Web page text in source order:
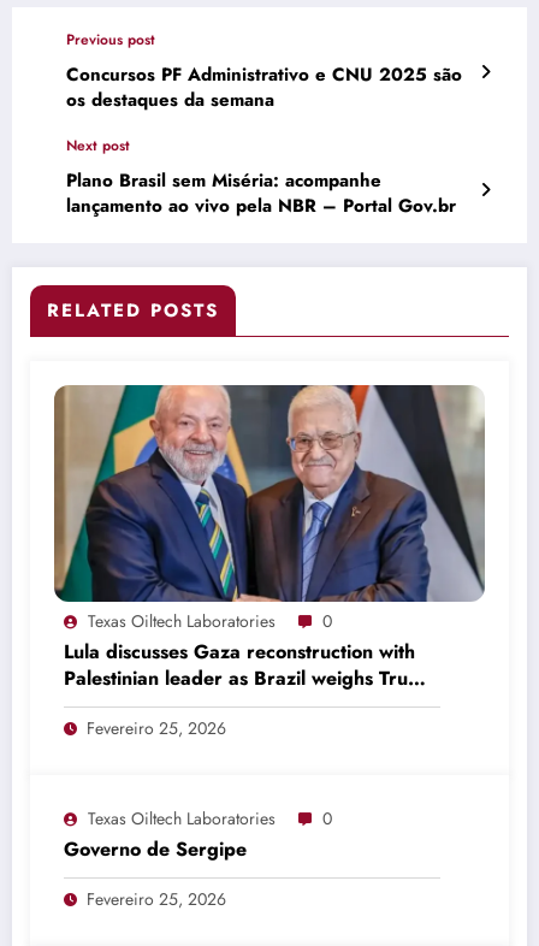
Previous post
Concursos PF Administrativo e CNU 2025 são
os destaques da semana
Next post
Plano Brasil sem Miséria: acompanhe
lançamento ao vivo pela NBR – Portal Gov.br
RELATED POSTS
Texas Oiltech Laboratories 0
Lula discusses Gaza reconstruction with
Palestinian leader as Brazil weighs Trump
invitation
Fevereiro 25, 2026
Texas Oiltech Laboratories 0
Governo de Sergipe
Fevereiro 25, 2026